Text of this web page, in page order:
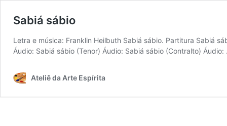
Sabiá sábio
Letra e música: Franklin Heilbuth Sabiá sábio. Partitura Sabiá
Áudio: Sabiá sábio (Tenor) Áudio: Sabiá sábio (Contralto)
Ateliê da Arte Espírita